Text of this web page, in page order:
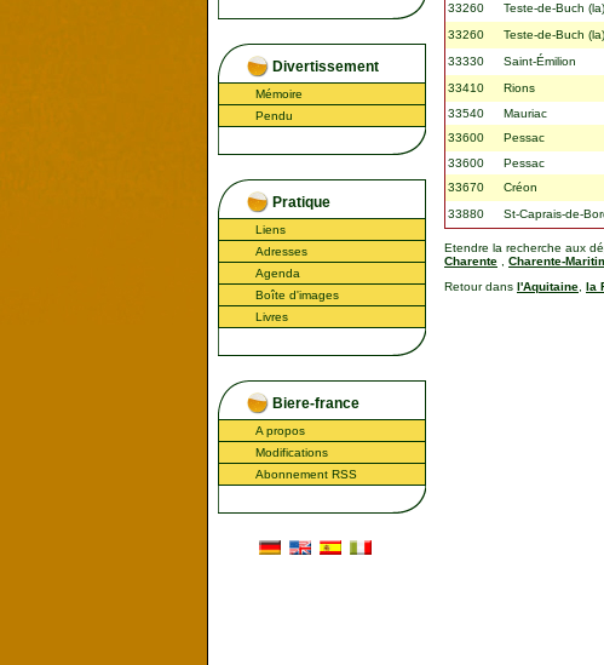
Divertissement
Mémoire
Pendu
Pratique
Liens
Adresses
Agenda
Boîte d'images
Livres
Biere-france
A propos
Modifications
Abonnement RSS
33260
Teste-de-Buch (la)
33260
Teste-de-Buch (la)
33330
Saint-Émilion
33410
Rions
33540
Mauriac
33600
Pessac
33600
Pessac
33670
Créon
33880
St-Caprais-de-
Etendre la recherche aux
Charente
Charente-
Retour dans l'Aquitaine la